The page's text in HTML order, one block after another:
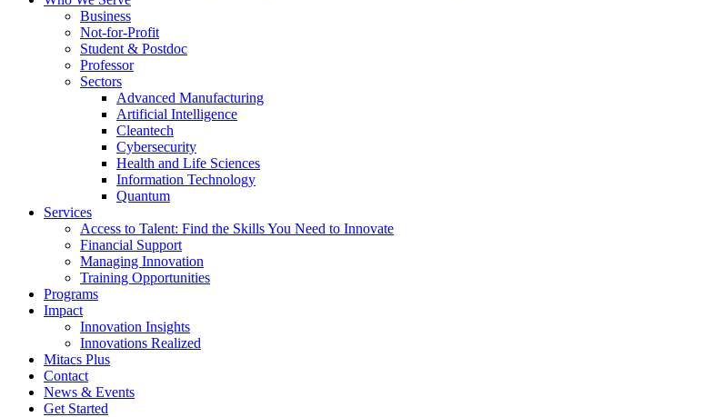
Business
Not-for-Profit
Student & Postdoc
Professor
Sectors
Advanced Manufacturing
Artificial Intelligence
Cleantech
Cybersecurity
Health and Life Sciences
Information Technology
Quantum
Services
Access to Talent: Find the Skills You Need to Innovate
Financial Support
Managing Innovation
Training Opportunities
Programs
Impact
Innovation Insights
Innovations Realized
Mitacs Plus
Contact
News & Events
Get Started